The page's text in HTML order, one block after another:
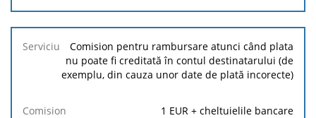
Comision pentru rambursare atunci când plata
nu poate fi creditată în contul destinatarului (de
exemplu, din cauza unor date de plată incorecte)
1 EUR + cheltuielile bancare